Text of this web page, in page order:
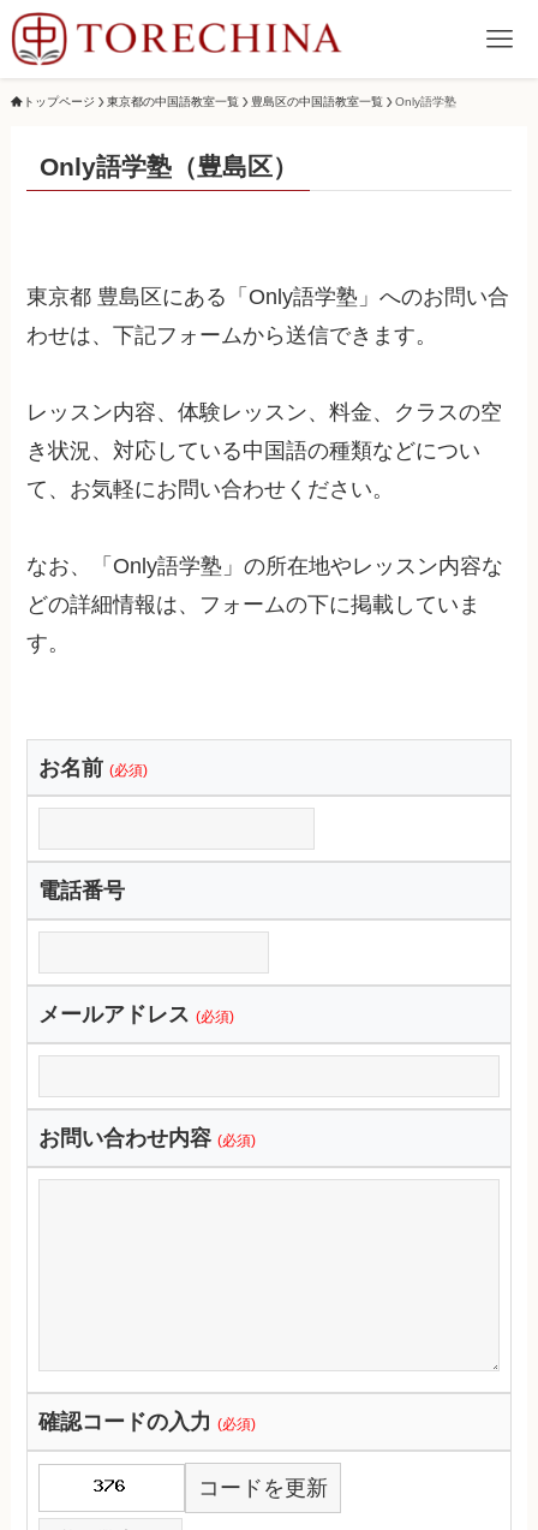
トップページ 東京都の中国語教室一覧 豊島区の中国語教室一覧 Only語学塾
Only語学塾（豊島区）
東京都 豊島区にある「Only語学塾」へのお問い合
わせは、下記フォームから送信できます。
レッスン内容、体験レッスン、料金、クラスの空
き状況、対応している中国語の種類などについ
て、お気軽にお問い合わせください。
なお、「Only語学塾」の所在地やレッスン内容な
どの詳細情報は、フォームの下に掲載していま
す。
お名前 (必須)
電話番号
メールアドレス (必須)
お問い合わせ内容 (必須)
確認コードの入力(必須)
コードを更新